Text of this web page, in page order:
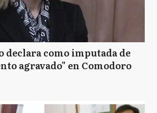
declara como imputada de
agravado" en Comodoro